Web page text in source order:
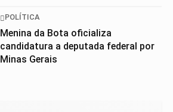
POLÍTICA
Menina da Bota oficializa
candidatura a deputada federal por
Minas Gerais